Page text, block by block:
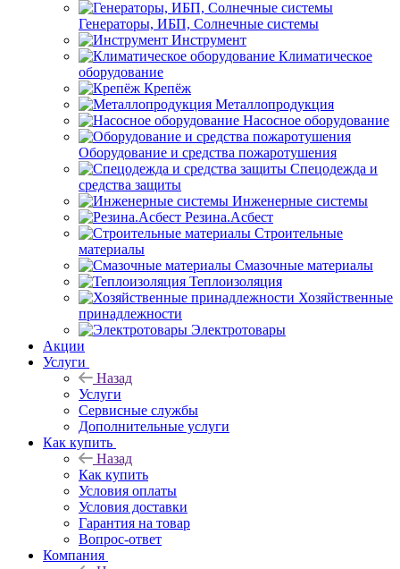
Генераторы, ИБП, Солнечные системы
Инструмент
Климатическое
оборудование
Крепёж
Металлопродукция
Насосное оборудование
Оборудование и средства пожаротушения
Спецодежда и
средства защиты
Инженерные системы
Резина.Асбест
Строительные
материалы
Смазочные материалы
Теплоизоляция
Хозяйственные
принадлежности
Электротовары
Акции
Услуги
Назад
Услуги
Сервисные службы
Дополнительные услуги
Как купить
Назад
Как купить
Условия оплаты
Условия доставки
Гарантия на товар
Вопрос-ответ
Компания